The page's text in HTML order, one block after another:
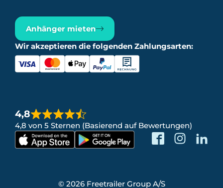
Anhänger mieten
Wir akzeptieren die folgenden Zahlungsarten:
4,8
4,8 von 5 Sternen (Basierend auf Bewertungen)
© 2026 Freetrailer Group A/S